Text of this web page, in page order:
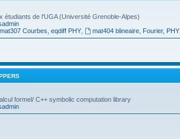
étudiants de l'UGA (Université Grenoble-Alpes)
mat307 Courbes, eqdiff PHY, mat404 blineaire, Fourier, PHY,
formel/ C++ symbolic computation library